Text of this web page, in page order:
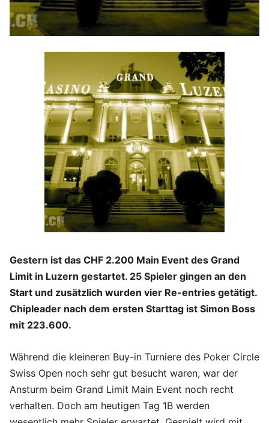
Gestern ist das CHF 2.200 Main Event des Grand
Limit in Luzern gestartet. 25 Spieler gingen an den
Start und zusätzlich wurden vier Re-entries getätigt.
Chipleader nach dem ersten Starttag ist Simon Boss
mit 223.600.
Während die kleineren Buy-in Turniere des Poker Circle
Swiss Open noch sehr gut besucht waren, war der
Ansturm beim Grand Limit Main Event noch recht
verhalten. Doch am heutigen Tag 1B werden